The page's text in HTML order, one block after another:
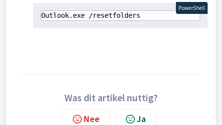
Outlook.exe /resetfolders
PowerShell
Was dit artikel nuttig?
Nee Ja